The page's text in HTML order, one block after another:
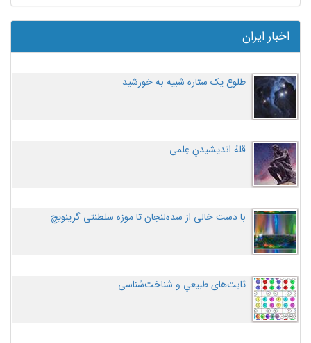
اخبار ایران
طلوع یک ستاره شبیه به خورشید
قلهُ اندیشیدنِ عِلمی
با دست خالی از سده‌لنجان تا موزه سلطنتی گرینویچ
ثابت‌های طبیعیِ و شناخت‌شناسی